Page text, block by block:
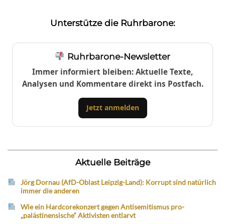
Unterstütze die Ruhrbarone:
Ruhrbarone-Newsletter
Immer informiert bleiben: Aktuelle Texte,
Analysen und Kommentare direkt ins Postfach.
Jetzt anmelden
Aktuelle Beiträge
Jörg Dornau (AfD-Oblast Leipzig-Land): Korrupt sind natürlich
immer die anderen
Wie ein Hardcorekonzert gegen Antisemitismus pro-
„palästinensische“ Aktivisten entlarvt